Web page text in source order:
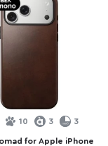
10 3 3
for Apple iPhone